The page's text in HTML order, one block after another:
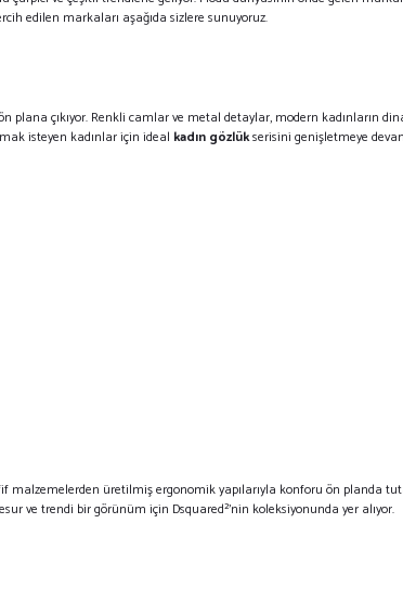
edilen markaları aşağıda sizlere sunuyoruz.
çıkıyor. Renkli camlar ve metal detaylar, modern kadınların
isteyen kadınlar için ideal kadın gözlükserisini genişletmeye
malzemelerden üretilmiş ergonomik yapılarıyla konforu ön planda
ve trendi bir görünüm için Dsquared²'nin koleksiyonunda yer alıyor.